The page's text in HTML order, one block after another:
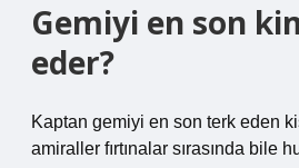
Gemiyi en son
eder?
Kaptan gemiyi en son terk eden
amiraller fırtınalar sırasında bile